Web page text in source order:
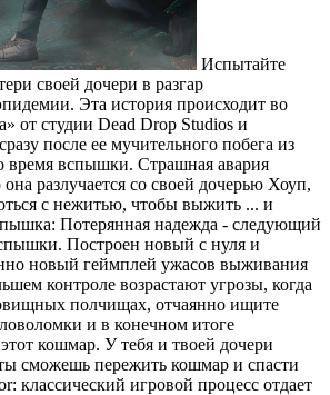
Испытайте
своей дочери в разгар
Эта история происходит во
от студии Dead Drop Studios и
после ее мучительного побега из
время вспышки. Страшная авария
разлучается со своей дочерью Хоуп,
с нежитью, чтобы выжить ... и
Потерянная надежда - следующий
Построен новый с нуля и
новый геймплей ужасов выживания
контроле возрастают угрозы, когда
полчищах, отчаянно ищите
и в конечном итоге
кошмар. У тебя и твоей дочери
сможешь пережить кошмар и спасти
классический игровой процесс отдает